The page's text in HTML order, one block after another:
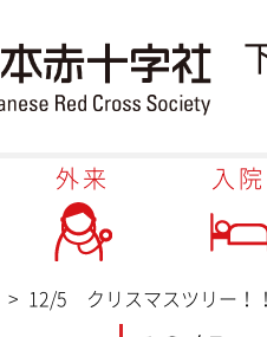
外来 入院
> 12/5 クリスマスツリー！！